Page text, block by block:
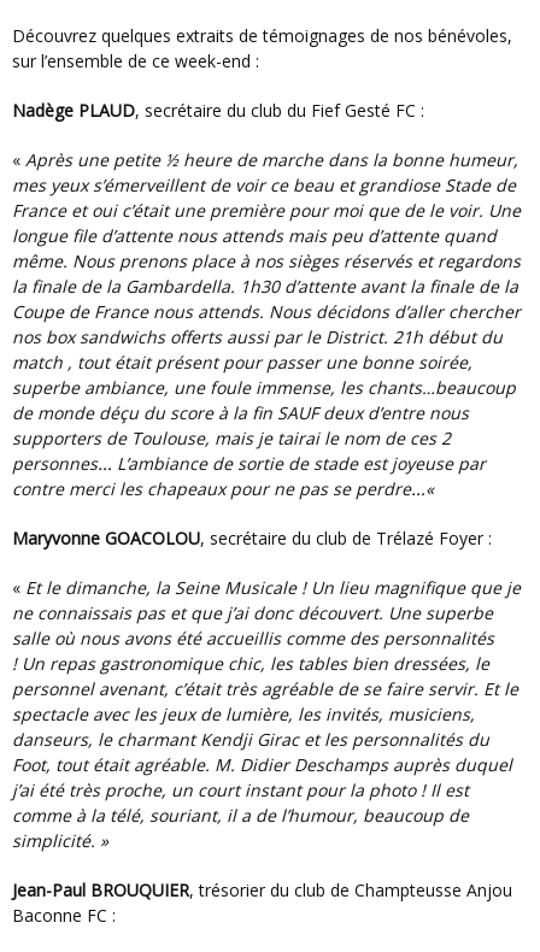
Découvrez quelques extraits de témoignages de nos bénévoles,
sur l’ensemble de ce week-end :
Nadège PLAUD, secrétaire du club du Fief Gesté FC :
« Après une petite ½ heure de marche dans la bonne humeur,
mes yeux s’émerveillent de voir ce beau et grandiose Stade de
France et oui c’était une première pour moi que de le voir. Une
longue file d’attente nous attends mais peu d’attente quand
même. Nous prenons place à nos sièges réservés et regardons
la finale de la Gambardella. 1h30 d’attente avant la finale de la
Coupe de France nous attends. Nous décidons d’aller chercher
nos box sandwichs offerts aussi par le District. 21h début du
match , tout était présent pour passer une bonne soirée,
superbe ambiance, une foule immense, les chants…beaucoup
de monde déçu du score à la fin SAUF deux d’entre nous
supporters de Toulouse, mais je tairai le nom de ces 2
personnes… L’ambiance de sortie de stade est joyeuse par
contre merci les chapeaux pour ne pas se perdre…«
Maryvonne GOACOLOU, secrétaire du club de Trélazé Foyer :
« Et le dimanche, la Seine Musicale ! Un lieu magnifique que je
ne connaissais pas et que j’ai donc découvert. Une superbe
salle où nous avons été accueillis comme des personnalités
! Un repas gastronomique chic, les tables bien dressées, le
personnel avenant, c’était très agréable de se faire servir. Et le
spectacle avec les jeux de lumière, les invités, musiciens,
danseurs, le charmant Kendji Girac et les personnalités du
Foot, tout était agréable. M. Didier Deschamps auprès duquel
j’ai été très proche, un court instant pour la photo ! Il est
comme à la télé, souriant, il a de l’humour, beaucoup de
simplicité. »
Jean-Paul BROUQUIER, trésorier du club de Champteusse Anjou
Baconne FC :